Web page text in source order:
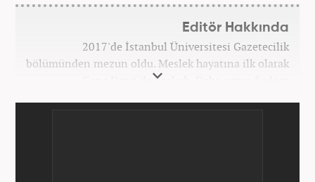
Editör Hakkında
2017'de İstanbul Üniversitesi Gazetecilik
bölümünden mezun oldu. Meslek hayatına ilk olarak
Genç Dergi'de başladı. Daha sonra Sadece